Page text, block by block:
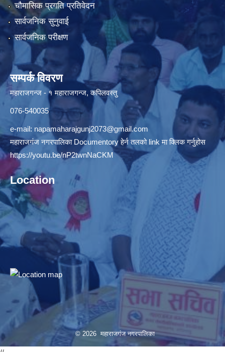
चौमासिक प्रगति प्रतिवेदन
सार्वजनिक सुनुवाई
सार्वजनिक परीक्षण
सम्पर्क विवरण
महाराजगन्ज - १ महाराजगन्ज, कपिलवस्तु
076-540035
e-mail: napamaharajgunj2073@gmail.com
महाराजगंज नगरपालिका Documentory हेर्न तलको link मा क्लिक गर्नुहोस
https://youtu.be/nP2twnNaCKM
Location
© 2026 महाराजगंज नगरपालिका